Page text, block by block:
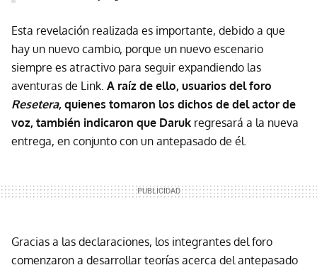
Esta revelación realizada es importante, debido a que
hay un nuevo cambio, porque un nuevo escenario
siempre es atractivo para seguir expandiendo las
aventuras de Link. A raíz de ello, usuarios del foro
Resetera, quienes tomaron los dichos de del actor de
voz, también indicaron que Daruk regresará a la nueva
entrega, en conjunto con un antepasado de él.
Gracias a las declaraciones, los integrantes del foro
comenzaron a desarrollar teorías acerca del antepasado